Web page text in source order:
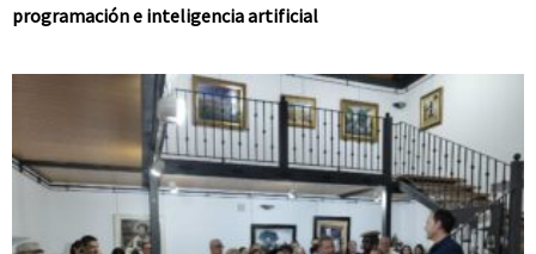
programación e inteligencia artificial